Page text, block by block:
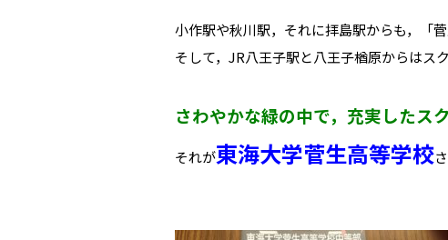
小作駅や秋川駅，それに拝島駅からも，「
そして，JR八王子駅と八王子楢原からはス
さわやかな緑の中で，充実したス
それが東海大学菅生高等学校